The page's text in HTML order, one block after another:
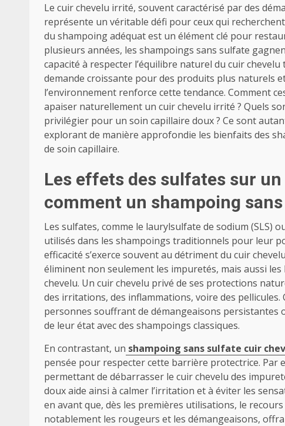
Le cuir chevelu irrité, souvent caractérisé par des
représente un véritable défi pour ceux qui
du shampoing adéquat est un élément clé pour
plusieurs années, les shampoings sans sulfate
capacité à respecter l’équilibre naturel du cuir
demande croissante pour des produits plus naturels
l’environnement renforce cette tendance. Comment
apaiser naturellement un cuir chevelu irrité ? Quels
privilégier pour un soin capillaire doux ? Ce sont
explorant de manière approfondie les bienfaits des
de soin capillaire.
Les effets des sulfates sur
comment un shampoing
Les sulfates, comme le laurylsulfate de sodium (SLS)
utilisés dans les shampoings traditionnels pour leur
efficacité s’exerce souvent au détriment du cuir
éliminent non seulement les impuretés, mais aussi
chevelu. Un cuir chevelu privé de ses protections
des irritations, des inflammations, voire des
personnes souffrant de démangeaisons
de leur état avec des shampoings classiques.
En contrastant, un shampoing sans sulfate cuir
pensée pour respecter cette barrière protectrice. Par
permettant de débarrasser le cuir chevelu des
doux aide ainsi à calmer l’irritation et à éviter les
en avant que, dès les premières utilisations, le
notablement les rougeurs et les démangeaisons,